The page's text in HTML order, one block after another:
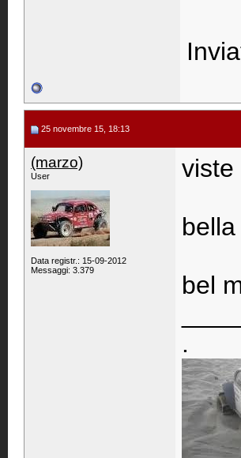
25 novembre 15, 18:13
(marzo)
User
Data registr.: 15-09-2012
Messaggi: 3.379
viste
bel
.